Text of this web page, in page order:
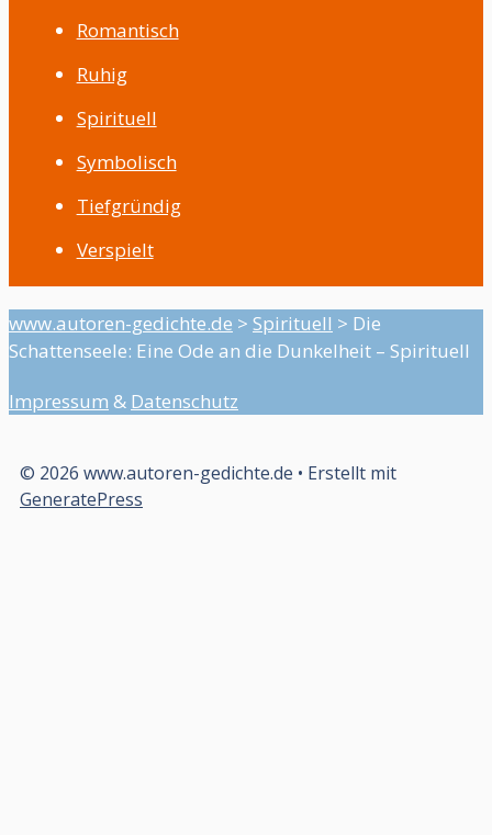
Romantisch
Ruhig
Spirituell
Symbolisch
Tiefgründig
Verspielt
www.autoren-gedichte.de > Spirituell > Die
Schattenseele: Eine Ode an die Dunkelheit – Spirituell
Impressum & Datenschutz
© 2026 www.autoren-gedichte.de • Erstellt mit
GeneratePress